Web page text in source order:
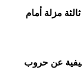
مزلة أمام
عن حروب